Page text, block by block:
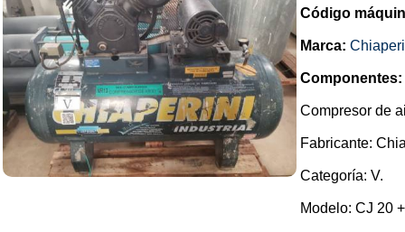
Código
Marca:
Componentes:
Compresor de
Fabricante:
Categoría: V.
Modelo: CJ 20